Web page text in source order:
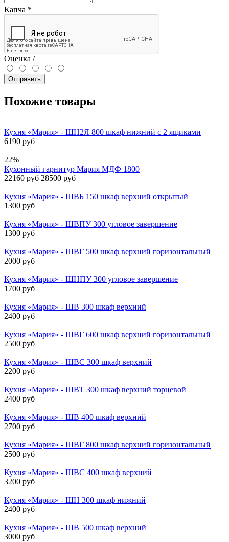
Капча *
Оценка /
Отправить
Похожие товары
Кухня «Мария» - ШН2Я 800 шкаф нижний с 2 ящиками
6190 руб
22%
Кухонный гарнитур Мария МДФ 1800
22160 руб 28500 руб
Кухня «Мария» - ШВБ 150 шкаф верхний открытый
1300 руб
Кухня «Мария» - ШВПУ 300 угловое завершение
1300 руб
Кухня «Мария» - ШВГ 500 шкаф верхний горизонтальный
2000 руб
Кухня «Мария» - ШНПУ 300 угловое завершение
1700 руб
Кухня «Мария» - ШВ 300 шкаф верхний
2400 руб
Кухня «Мария» - ШВГ 600 шкаф верхний горизонтальный
2500 руб
Кухня «Мария» - ШВС 300 шкаф верхний
2200 руб
Кухня «Мария» - ШВТ 300 шкаф верхний торцевой
2400 руб
Кухня «Мария» - ШВ 400 шкаф верхний
2700 руб
Кухня «Мария» - ШВГ 800 шкаф верхний горизонтальный
2500 руб
Кухня «Мария» - ШВС 400 шкаф верхний
3200 руб
Кухня «Мария» - ШН 300 шкаф нижний
2400 руб
Кухня «Мария» - ШВ 500 шкаф верхний
3000 руб